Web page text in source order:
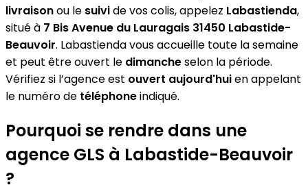
livraisonou le suivide vos colis, appelez Labastienda,
situé à 7 Bis Avenue du Lauragais 31450 Labastide-
Beauvoir. Labastienda vous accueille toute la semaine
et peut être ouvert le dimancheselon la période.
Vérifiez si l’agence est ouvert aujourd'huien appelant
le numéro de téléphoneindiqué.
Pourquoi se rendre dans une
agence GLS à Labastide-Beauvoir
?